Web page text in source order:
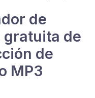
de
de
de
MP3